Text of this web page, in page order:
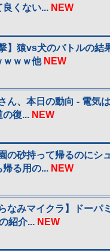
良くない... NEW
撃】猿vs犬のバトルの結
ｗｗｗ他 NEW
ん、本日の動向 - 電気
の復... NEW
の砂持って帰るのにシ
帰る用の... NEW
らなみマイクラ】ドーパ
紹介... NEW